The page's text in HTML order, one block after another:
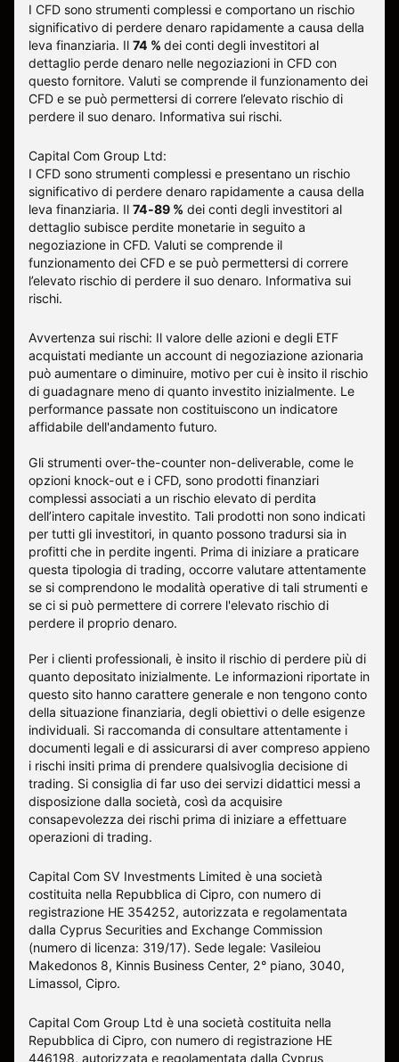
I CFD sono strumenti complessi e comportano un rischio
significativo di perdere denaro rapidamente a causa della
leva finanziaria. Il 74 % dei conti degli investitori al
dettaglio perde denaro nelle negoziazioni in CFD con
questo fornitore. Valuti se comprende il funzionamento dei
CFD e se può permettersi di correre l’elevato rischio di
perdere il suo denaro. Informativa sui rischi.
Capital Com Group Ltd:
I CFD sono strumenti complessi e presentano un rischio
significativo di perdere denaro rapidamente a causa della
leva finanziaria. Il 74-89 % dei conti degli investitori al
dettaglio subisce perdite monetarie in seguito a
negoziazione in CFD. Valuti se comprende il
funzionamento dei CFD e se può permettersi di correre
l’elevato rischio di perdere il suo denaro. Informativa sui
rischi.
Avvertenza sui rischi: Il valore delle azioni e degli ETF
acquistati mediante un account di negoziazione azionaria
può aumentare o diminuire, motivo per cui è insito il rischio
di guadagnare meno di quanto investito inizialmente. Le
performance passate non costituiscono un indicatore
affidabile dell'andamento futuro.
Gli strumenti over-the-counter non-deliverable, come le
opzioni knock-out e i CFD, sono prodotti finanziari
complessi associati a un rischio elevato di perdita
dell’intero capitale investito. Tali prodotti non sono indicati
per tutti gli investitori, in quanto possono tradursi sia in
profitti che in perdite ingenti. Prima di iniziare a praticare
questa tipologia di trading, occorre valutare attentamente
se si comprendono le modalità operative di tali strumenti e
se ci si può permettere di correre l'elevato rischio di
perdere il proprio denaro.
Per i clienti professionali, è insito il rischio di perdere più di
quanto depositato inizialmente. Le informazioni riportate in
questo sito hanno carattere generale e non tengono conto
della situazione finanziaria, degli obiettivi o delle esigenze
individuali. Si raccomanda di consultare attentamente i
documenti legali e di assicurarsi di aver compreso appieno
i rischi insiti prima di prendere qualsivoglia decisione di
trading. Si consiglia di far uso dei servizi didattici messi a
disposizione dalla società, così da acquisire
consapevolezza dei rischi prima di iniziare a effettuare
operazioni di trading.
Capital Com SV Investments Limited è una società
costituita nella Repubblica di Cipro, con numero di
registrazione HE 354252, autorizzata e regolamentata
dalla Cyprus Securities and Exchange Commission
(numero di licenza: 319/17). Sede legale: Vasileiou
Makedonos 8, Kinnis Business Center, 2° piano, 3040,
Limassol, Cipro.
Capital Com Group Ltd è una società costituita nella
Repubblica di Cipro, con numero di registrazione ΗΕ
446198, autorizzata e regolamentata dalla Cyprus